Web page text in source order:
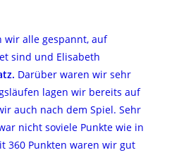
wir alle gespannt, auf
sind und Elisabeth
Darüber waren wir sehr
lagen wir bereits auf
auch nach dem Spiel. Sehr
nicht soviele Punkte wie in
360 Punkten waren wir gut